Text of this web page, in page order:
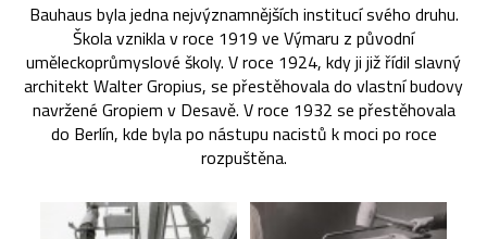
Bauhaus byla jedna nejvýznamnějších institucí svého druhu.
Škola vznikla v roce 1919 ve Výmaru z původní
uměleckoprůmyslové školy. V roce 1924, kdy ji již řídil slavný
architekt Walter Gropius, se přestěhovala do vlastní budovy
navržené Gropiem v Desavě. V roce 1932 se přestěhovala
do Berlín, kde byla po nástupu nacistů k moci po roce
rozpuštěna.